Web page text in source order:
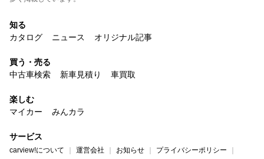
知る
カタログ
ニュース オリジナル記事
買う・売る
中古車検索
新車見積り 車買取
楽しむ
マイカー
みんカラ
サービス
carview!について 運営会社 お知らせ
プライバシーポリシー